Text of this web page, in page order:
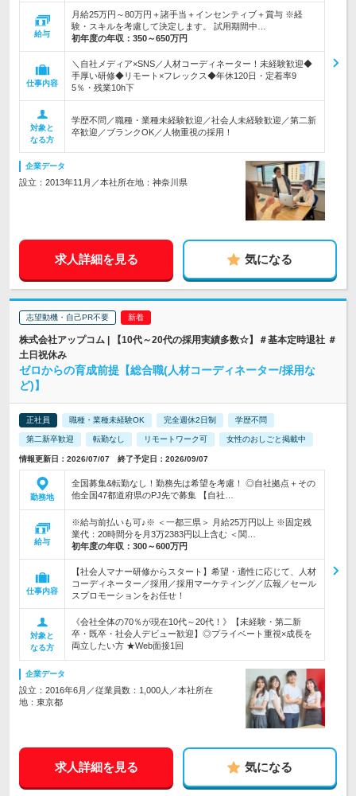
給与
月給25万円～80万円＋諸手当＋インセンティブ＋賞与 ※経
験・スキルを考慮して決定します。 試用期間中…
初年度の年収： 350～650万円
仕事内容
＼自社メディア×SNS／人材コーディネーター！未経験歓迎◆
手厚い研修◆リモート×フレックス◆年休120日・定着率9
5％・残業10h下
対象と
なる方
学歴不問／職種・業種未経験歓迎／社会人未経験歓迎／第二新
卒歓迎／ブランクOK／人物重視の採用！
企業データ
設立：2013年11月／本社所在地：神奈川県
求人詳細を見る 気になる
志望動機・自己PR不要
株式会社アップコム | 【10代～20代の採用実績多数☆】＃基本定時退社 ＃
土日祝休み
ゼロからの育成前提【総合職(人材コーディネーター/採用な
ど)】
正社員 職種・業種未経験OK 完全週休2日制 学歴不問
第二新卒歓迎 転勤なし リモートワーク可 女性のおしごと掲載中
情報更新日：2026/07/07 終了予定日：2026/09/07
勤務地
全国募集&転勤なし！勤務先は希望を考慮！ ◎自社拠点＋その
他全国47都道府県のPJ先で募集 【自社…
給与
※給与前払いも可♪※ ＜一都三県＞ 月給25万円以上 ※固定残
業代：20時間分を月3万2383円以上含む ＜関…
初年度の年収： 300～600万円
仕事内容
【社会人マナー研修からスタート】希望・適性に応じて、人材
コーディネーター／採用／採用マーケティング／広報／セール
スプロモーションをお任せ！
対象と
なる方
《会社全体の70％が現在10代～20代！》【未経験・第二新
卒・既卒・社会人デビュー歓迎】◎プライベート重視×成長を
両立したい方 ★Web面接1回
企業データ
設立：2016年6月／従業員数：1,000人／本社所在
地：東京都
求人詳細を見る 気になる